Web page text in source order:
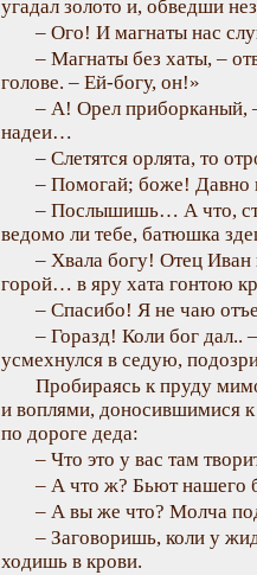
угадал золото и, обведши
– Ого! И магнаты нас
– Магнаты без хаты, –
голове. – Ей-богу, он!»
– А! Орел приборканый,
надеи…
– Слетятся орлята, то
– Помогай; боже! Давно
– Послышишь… А что,
ведомо ли тебе, батюшка
– Хвала богу! Отец Иван
горой… в яру хата гонтою
– Спасибо! Я не чаю
– Горазд! Коли бог дал..
усмехнулся в седую,
Пробираясь к пруду
и воплями, доносившимися
по дороге деда:
– Что это у вас там
– А что ж? Бьют нашего
– А вы же что? Молча
– Заговоришь, коли у
ходишь в крови.